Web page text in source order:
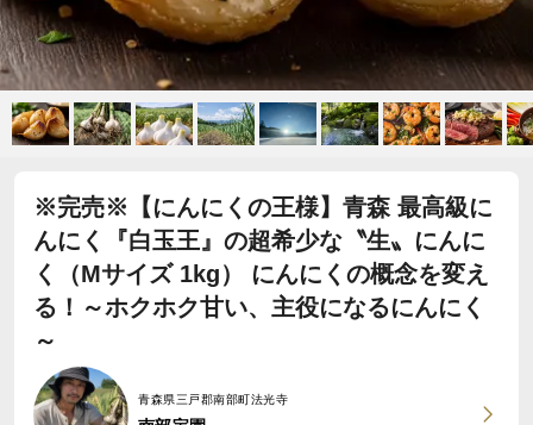
※完売※【にんにくの王様】青森 最高級に
んにく『白玉王』の超希少な〝生〟にんに
く（Mサイズ 1kg） にんにくの概念を変え
る！～ホクホク甘い、主役になるにんにく
～
青森県三戸郡南部町法光寺